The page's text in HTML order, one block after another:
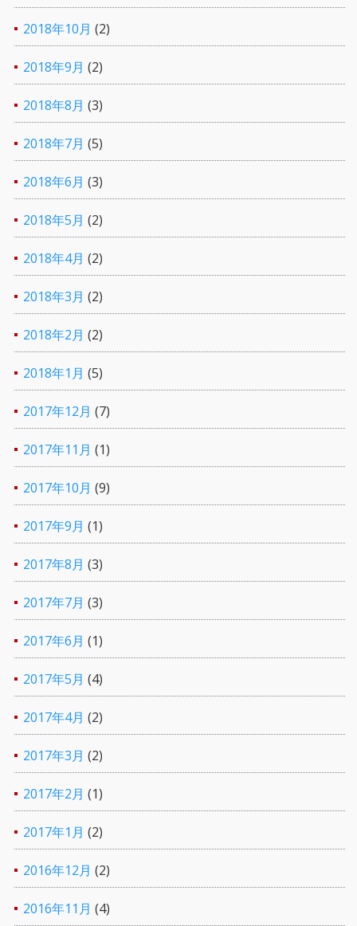
2018年10月 (2)
2018年9月 (2)
2018年8月 (3)
2018年7月 (5)
2018年6月 (3)
2018年5月 (2)
2018年4月 (2)
2018年3月 (2)
2018年2月 (2)
2018年1月 (5)
2017年12月 (7)
2017年11月 (1)
2017年10月 (9)
2017年9月 (1)
2017年8月 (3)
2017年7月 (3)
2017年6月 (1)
2017年5月 (4)
2017年4月 (2)
2017年3月 (2)
2017年2月 (1)
2017年1月 (2)
2016年12月 (2)
2016年11月 (4)